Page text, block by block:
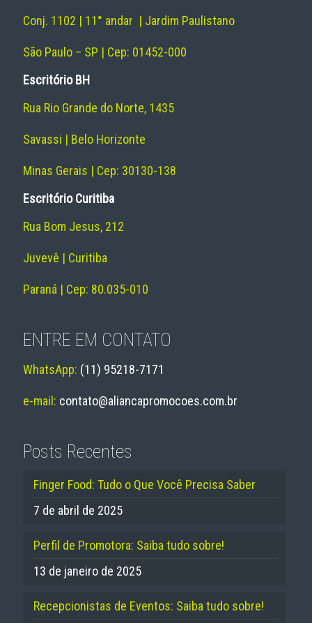
Conj. 1102 | 11° andar | Jardim Paulistano
São Paulo – SP | Cep: 01452-000
Escritório BH
Rua Rio Grande do Norte, 1435
Savassi | Belo Horizonte
Minas Gerais | Cep: 30130-138
Escritório Curitiba
Rua Bom Jesus, 212
Juvevê | Curitiba
Paraná | Cep: 80.035-010
ENTRE EM CONTATO
WhatsApp: (11) 95218-7171
e-mail: contato@aliancapromocoes.com.br
Posts Recentes
Finger Food: Tudo o Que Você Precisa Saber
7 de abril de 2025
Perfil de Promotora: Saiba tudo sobre!
13 de janeiro de 2025
Recepcionistas de Eventos: Saiba tudo sobre!